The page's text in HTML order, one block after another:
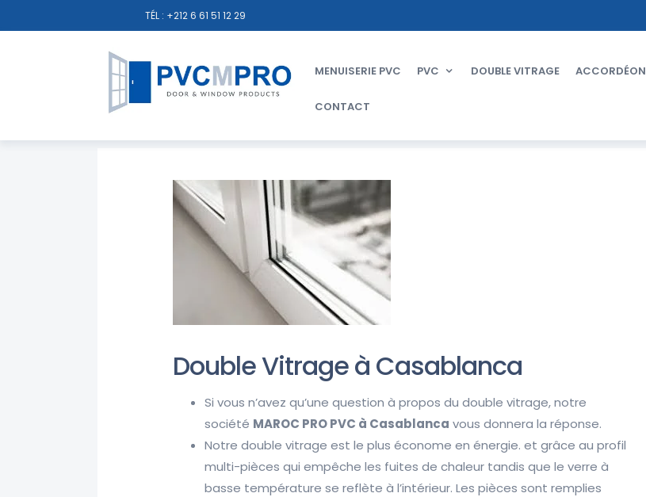
TÉL : +212 6 61 51 12 29
MENUISERIE PVC PVC DOUBLE VITRAGE ACCORDÉON
CONTACT
Double Vitrage à Casablanca
Si vous n’avez qu’une question à propos du double vitrage, notre
société MAROC PRO PVC à Casablanca vous donnera la réponse.
Notre double vitrage est le plus économe en énergie. et grâce au profil
multi-pièces qui empêche les fuites de chaleur tandis que le verre à
basse température se reflète à l’intérieur. Les pièces sont remplies